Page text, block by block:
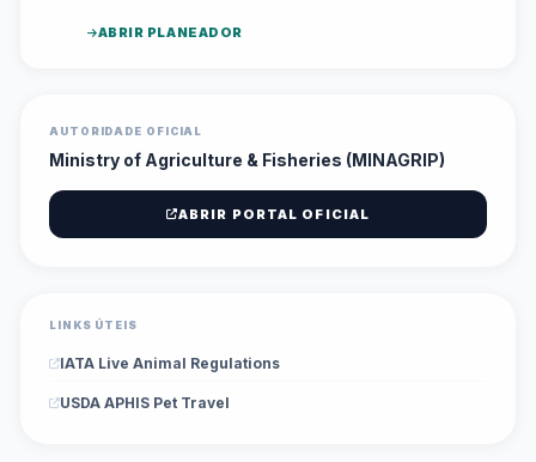
ABRIR PLANEADOR
AUTORIDADE OFICIAL
Ministry of Agriculture & Fisheries (MINAGRIP)
ABRIR PORTAL OFICIAL
LINKS ÚTEIS
IATA Live Animal Regulations
USDA APHIS Pet Travel